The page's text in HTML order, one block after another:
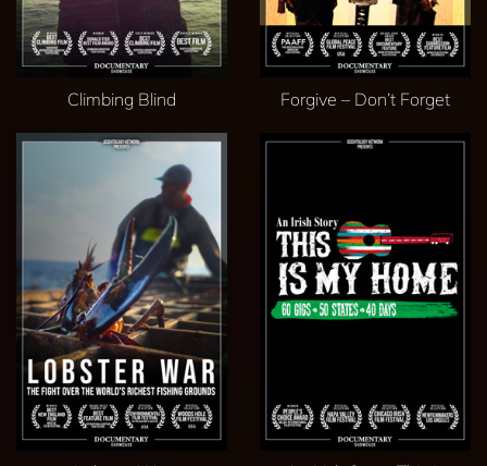
Climbing Blind Forgive – Don’t Forget